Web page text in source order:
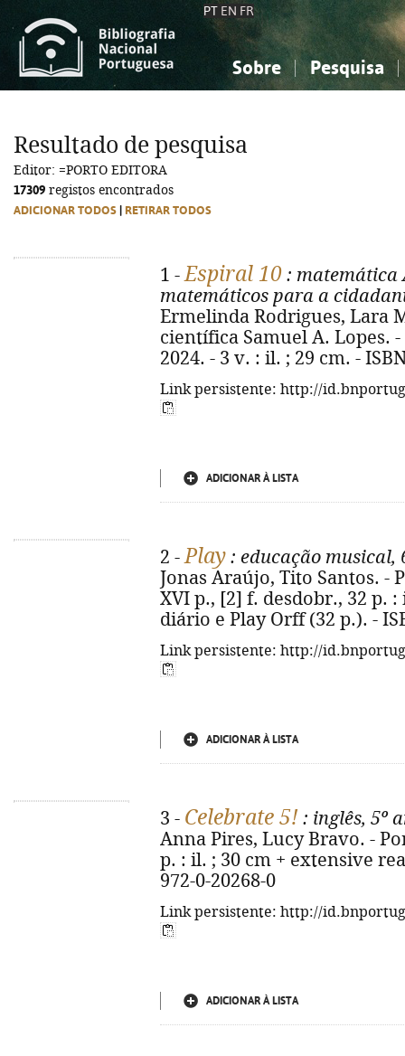
PT EN FR
Sobre Pesquisa
Ciências sociais...
Ciências sociais...
Resultado de pesquisa
Editor: =PORTO EDITORA
17309 registos encontrados
ADICIONAR TODOS RETIRAR TODOS
1 -Espiral 10 : matemática
matemáticos para a
Ermelinda Rodrigues, Lara
científica Samuel A. Lopes.
2024. - 3 v. : il. ; 29 cm. -
Link persistente: http://
ADICIONAR À LISTA
2 -Play : educação musical,
Jonas Araújo, Tito Santos. -
XVI p., [2] f. desdobr., 32 p.
diário e Play Orff (32 p.). -
Link persistente: http://
ADICIONAR À LISTA
3 - Celebrate 5! : inglês, 5º
Anna Pires, Lucy Bravo. -
p. : il. ; 30 cm + extensive
972-0-20268-0
Link persistente: http://
ADICIONAR À LISTA